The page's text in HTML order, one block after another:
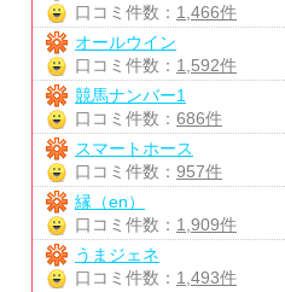
口コミ件数： 1,466件
オールウイン
口コミ件数： 1,592件
競馬ナンバー1
口コミ件数： 686件
スマートホース
口コミ件数： 957件
縁（en）
口コミ件数： 1,909件
うまジェネ
口コミ件数： 1,493件